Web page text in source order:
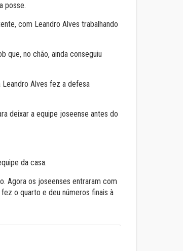
posse.
com Leandro Alves trabalhando
que, no chão, ainda conseguiu
Alves fez a defesa
deixar a equipe joseense antes do
da casa.
Agora os joseenses entraram com
o quarto e deu números finais à